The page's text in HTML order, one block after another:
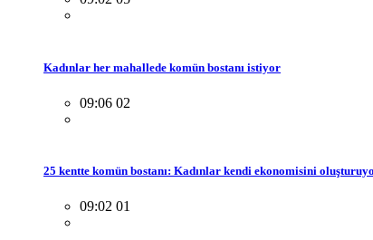
Kadınlar her mahallede komün bostanı istiyor
09:06 02
25 kentte komün bostanı: Kadınlar kendi ekonomisini
09:02 01